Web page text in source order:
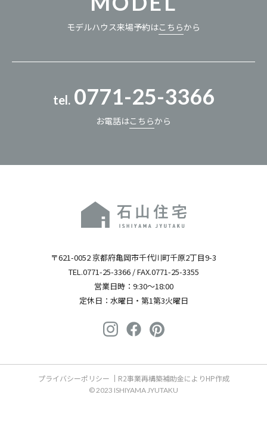
モデルハウス来場予約はこちらから
tel. 0771-25-3366
お電話はこちらから
〒621-0052 京都府亀岡市千代川町千原2丁目9-3
TEL.0771-25-3366/ FAX.0771-25-3355
営業日時：9:30～18:00
定休日：水曜日・第1第3火曜日
プライバシーポリシー R2事業再構築補助金によりHP作成
© 2023 ISHIYAMA JYUTAKU